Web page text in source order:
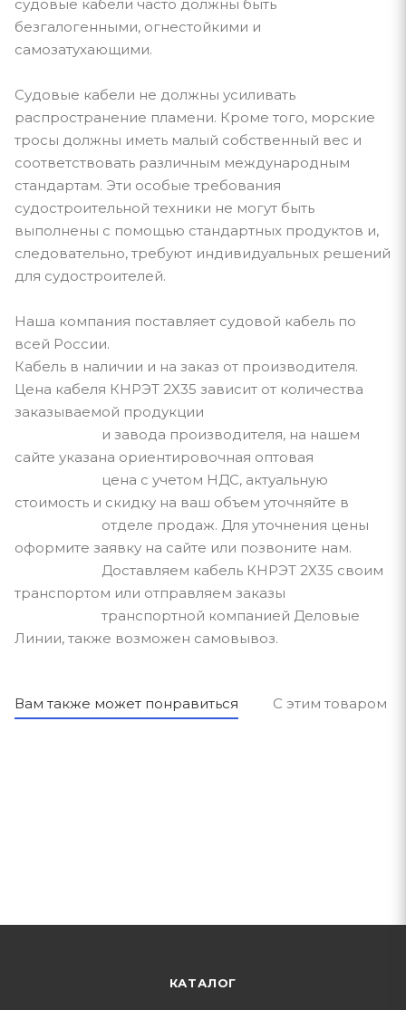
судовые кабели часто должны быть
безгалогенными, огнестойкими и
самозатухающими.
Судовые кабели не должны усиливать
распространение пламени. Кроме того, морские
тросы должны иметь малый собственный вес и
соответствовать различным международным
стандартам. Эти особые требования
судостроительной техники не могут быть
выполнены с помощью стандартных продуктов и,
следовательно, требуют индивидуальных решений
для судостроителей.
Наша компания поставляет судовой кабель по
всей России.
Кабель в наличии и на заказ от производителя.
Цена кабеля КНРЭТ 2Х35 зависит от количества
заказываемой продукции
и завода производителя, на нашем
сайте указана ориентировочная оптовая
цена с учетом НДС, актуальную
стоимость и скидку на ваш объем уточняйте в
отделе продаж. Для уточнения цены
оформите заявку на сайте или позвоните нам.
Доставляем кабель КНРЭТ 2Х35 своим
транспортом или отправляем заказы
транспортной компанией Деловые
Линии, также возможен самовывоз.
Вам также может понравиться С этим товаром
КАТАЛОГ